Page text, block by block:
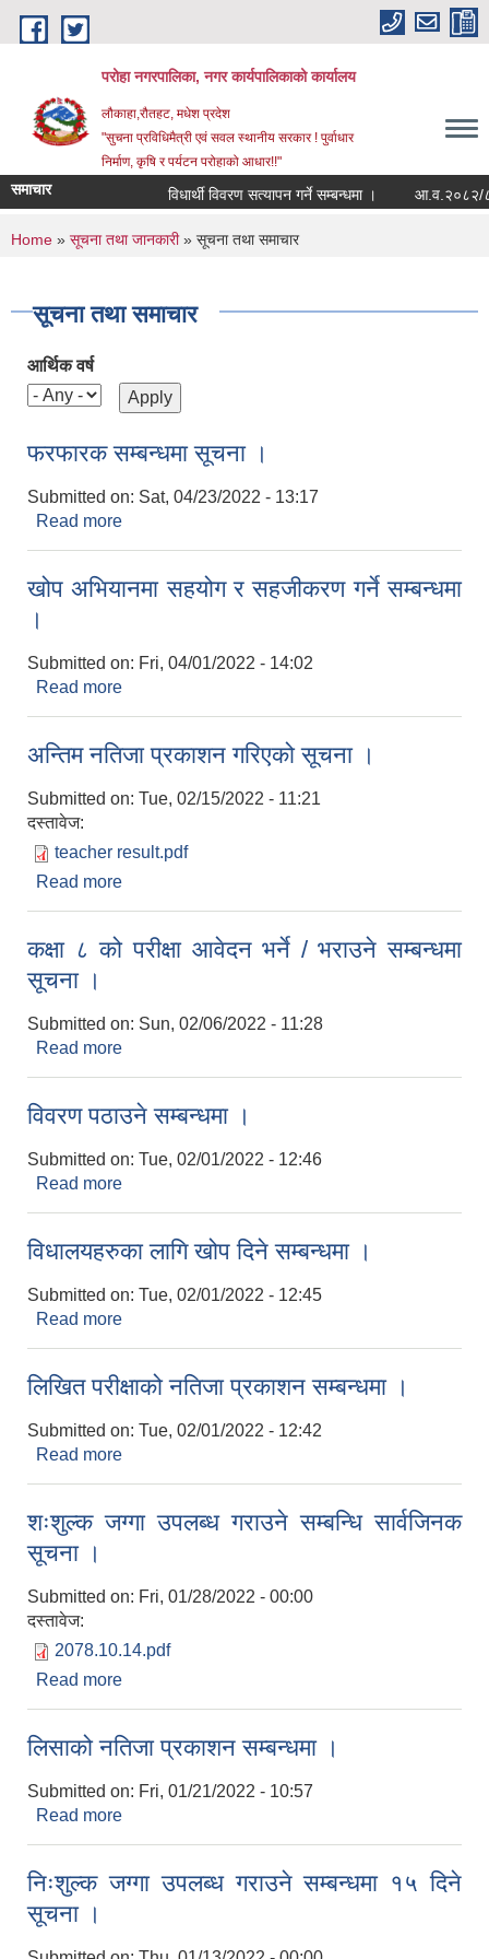
Skip to main content
परोहा नगरपालिका, नगर कार्यपालिकाको कार्यालय
लौकाहा,रौतहट, मधेश प्रदेश
"सुचना प्रविधिमैत्री एवं सवल स्थानीय सरकार ! पुर्वाधार
निर्माण, कृषि र पर्यटन परोहाको आधार!!"
समाचार विधार्थी विवरण सत्यापन गर्ने सम्बन्धमा । आ.व.२०८२/
You are here
Home » सूचना तथा जानकारी» सूचना तथा समाचार
सूचना तथा समाचार
आर्थिक वर्ष
फरफारक सम्बन्धमा सूचना ।
Submitted on: Sat, 04/23/2022 - 13:17
Read more
खोप अभियानमा सहयोग र सहजीकरण गर्ने सम्बन्धमा
।
Submitted on: Fri, 04/01/2022 - 14:02
Read more
अन्तिम नतिजा प्रकाशन गरिएको सूचना ।
Submitted on: Tue, 02/15/2022 - 11:21
दस्तावेज:
teacher result.pdf
Read more
कक्षा ८ को परीक्षा आवेदन भर्ने / भराउने सम्बन्धमा
सूचना ।
Submitted on: Sun, 02/06/2022 - 11:28
Read more
विवरण पठाउने सम्बन्धमा ।
Submitted on: Tue, 02/01/2022 - 12:46
Read more
विधालयहरुका लागि खोप दिने सम्बन्धमा ।
Submitted on: Tue, 02/01/2022 - 12:45
Read more
लिखित परीक्षाको नतिजा प्रकाशन सम्बन्धमा ।
Submitted on: Tue, 02/01/2022 - 12:42
Read more
शःशुल्क जग्गा उपलब्ध गराउने सम्बन्धि सार्वजिनक
सूचना ।
Submitted on: Fri, 01/28/2022 - 00:00
दस्तावेज:
2078.10.14.pdf
Read more
लिसाको नतिजा प्रकाशन सम्बन्धमा ।
Submitted on: Fri, 01/21/2022 - 10:57
Read more
निःशुल्क जग्गा उपलब्ध गराउने सम्बन्धमा १५ दिने
सूचना ।